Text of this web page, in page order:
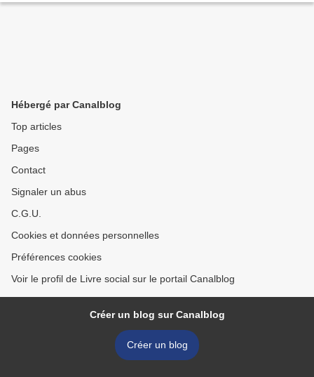
Hébergé par Canalblog
Top articles
Pages
Contact
Signaler un abus
C.G.U.
Cookies et données personnelles
Préférences cookies
Voir le profil de Livre social sur le portail Canalblog
Créer un blog sur Canalblog
Créer un blog